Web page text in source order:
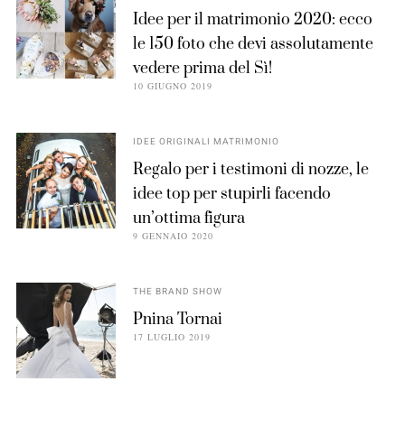
Idee per il matrimonio 2020: ecco
le 150 foto che devi assolutamente
vedere prima del Sì!
10 GIUGNO 2019
IDEE ORIGINALI MATRIMONIO
Regalo per i testimoni di nozze, le
idee top per stupirli facendo
un’ottima figura
9 GENNAIO 2020
THE BRAND SHOW
Pnina Tornai
17 LUGLIO 2019